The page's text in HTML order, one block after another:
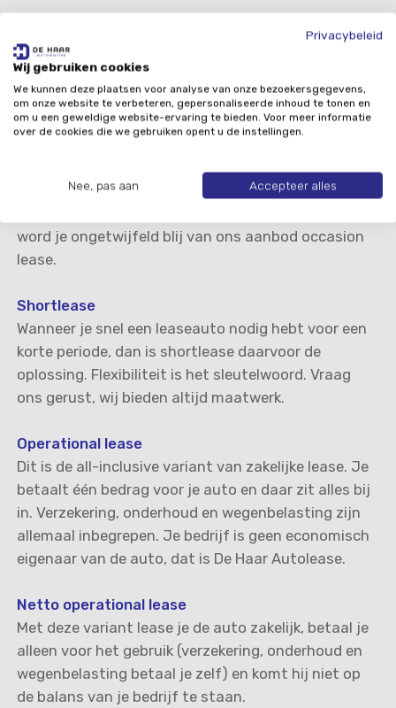
De particuliere variant van autolease heet private
lease. Ook als je geen bedrijf hebt, kun je een fijne
auto rijden voor een vast bedrag per maand. We
vertellen je graag meer over de mogelijkheden.
Wil je een auto die zijn eerste zoveel kilometers al
word je ongetwijfeld blij van ons aanbod occasion
lease.
Shortlease
Wanneer je snel een leaseauto nodig hebt voor een
korte periode, dan is shortlease daarvoor de
oplossing. Flexibiliteit is het sleutelwoord. Vraag
ons gerust, wij bieden altijd maatwerk.
Operational lease
Dit is de all-inclusive variant van zakelijke lease. Je
betaalt één bedrag voor je auto en daar zit alles bij
in. Verzekering, onderhoud en wegenbelasting zijn
allemaal inbegrepen. Je bedrijf is geen economisch
eigenaar van de auto, dat is De Haar Autolease.
Netto operational lease
Met deze variant lease je de auto zakelijk, betaal je
alleen voor het gebruik (verzekering, onderhoud en
wegenbelasting betaal je zelf) en komt hij niet op
de balans van je bedrijf te staan.
Privacybeleid
Wij gebruiken cookies
We kunnen deze plaatsen voor analyse van onze bezoekersgegevens,
om onze website te verbeteren, gepersonaliseerde inhoud te tonen en
om u een geweldige website-ervaring te bieden. Voor meer informatie
over de cookies die we gebruiken opent u de instellingen.
Nee, pas aan Accepteer alles